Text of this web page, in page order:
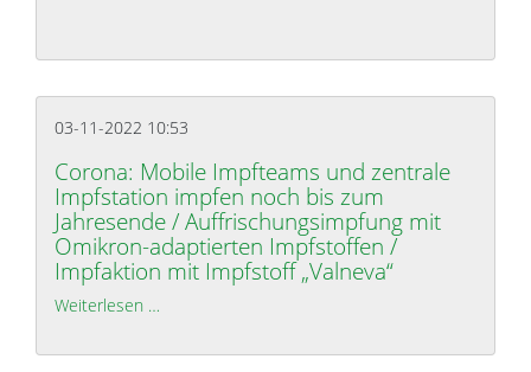
03-11-2022 10:53
Corona: Mobile Impfteams und zentrale
Impfstation impfen noch bis zum
Jahresende / Auffrischungsimpfung mit
Omikron-adaptierten Impfstoffen /
Impfaktion mit Impfstoff „Valneva“
Weiterlesen …